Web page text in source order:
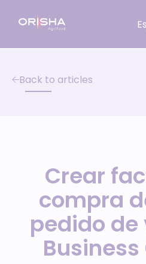
Back to articles
Crear
compra
pedido de